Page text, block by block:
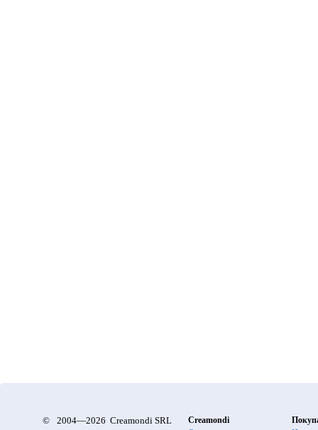
© 2004—2026 Creamondi SRL
Creamondi